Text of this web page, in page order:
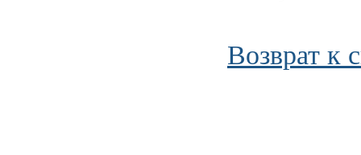
Возврат к